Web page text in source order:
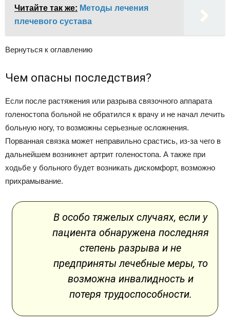
Читайте так же: Методы лечения
плечевого сустава
Вернуться к оглавлению
Чем опасны последствия?
Если после растяжения или разрыва связочного аппарата
голеностопа больной не обратился к врачу и не начал лечить
больную ногу, то возможны серьезные осложнения.
Порванная связка может неправильно срастись, из-за чего в
дальнейшем возникнет артрит голеностопа. А также при
ходьбе у больного будет возникать дискомфорт, возможно
прихрамывание.
В особо тяжелых случаях, если у
пациента обнаружена последняя
степень разрыва и не
предприняты лечебные меры, то
возможна инвалидность и
потеря трудоспособности.